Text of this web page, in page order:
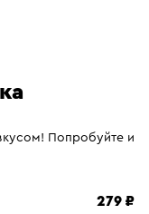
Попробуйте и
279 ₽